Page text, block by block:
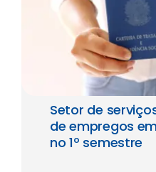
Setor de
de empregos
no 1º semestre